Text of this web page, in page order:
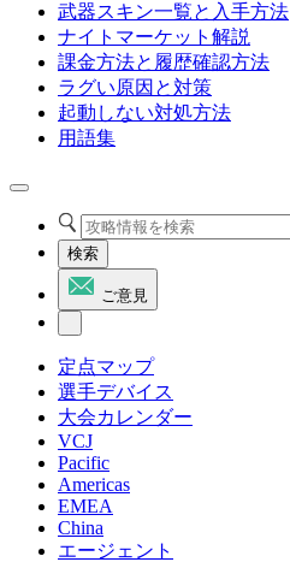
武器スキン一覧と入手方法
ナイトマーケット解説
課金方法と履歴確認方法
ラグい原因と対策
起動しない対処方法
用語集
検索
ご意見
定点マップ
選手デバイス
大会カレンダー
VCJ
Pacific
Americas
EMEA
China
エージェント